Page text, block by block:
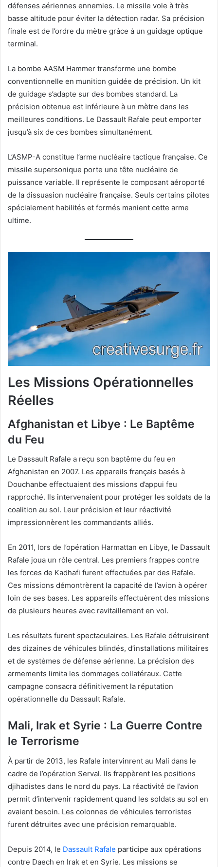
défenses aériennes ennemies. Le missile vole à très
basse altitude pour éviter la détection radar. Sa précision
finale est de l’ordre du mètre grâce à un guidage optique
terminal.
La bombe AASM Hammer transforme une bombe
conventionnelle en munition guidée de précision. Un kit
de guidage s’adapte sur des bombes standard. La
précision obtenue est inférieure à un mètre dans les
meilleures conditions. Le Dassault Rafale peut emporter
jusqu’à six de ces bombes simultanément.
L’ASMP-A constitue l’arme nucléaire tactique française. Ce
missile supersonique porte une tête nucléaire de
puissance variable. Il représente le composant aéroporté
de la dissuasion nucléaire française. Seuls certains pilotes
spécialement habilités et formés manient cette arme
ultime.
Les Missions Opérationnelles
Réelles
Afghanistan et Libye : Le Baptême
du Feu
Le Dassault Rafale a reçu son baptême du feu en
Afghanistan en 2007. Les appareils français basés à
Douchanbe effectuaient des missions d’appui feu
rapproché. Ils intervenaient pour protéger les soldats de la
coalition au sol. Leur précision et leur réactivité
impressionnèrent les commandants alliés.
En 2011, lors de l’opération Harmattan en Libye, le Dassault
Rafale joua un rôle central. Les premiers frappes contre
les forces de Kadhafi furent effectuées par des Rafale.
Ces missions démontrèrent la capacité de l’avion à opérer
loin de ses bases. Les appareils effectuèrent des missions
de plusieurs heures avec ravitaillement en vol.
Les résultats furent spectaculaires. Les Rafale détruisirent
des dizaines de véhicules blindés, d’installations militaires
et de systèmes de défense aérienne. La précision des
armements limita les dommages collatéraux. Cette
campagne consacra définitivement la réputation
opérationnelle du Dassault Rafale.
Mali, Irak et Syrie : La Guerre Contre
le Terrorisme
À partir de 2013, les Rafale intervinrent au Mali dans le
cadre de l’opération Serval. Ils frappèrent les positions
djihadistes dans le nord du pays. La réactivité de l’avion
permit d’intervenir rapidement quand les soldats au sol en
avaient besoin. Les colonnes de véhicules terroristes
furent détruites avec une précision remarquable.
Depuis 2014, le Dassault Rafale participe aux opérations
contre Daech en Irak et en Syrie. Les missions se